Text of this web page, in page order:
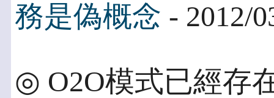
務是偽概念 - 2012/
◎ O2O模式已經存